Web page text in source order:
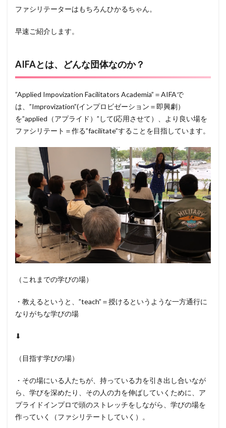
ファシリテーターはもちろんひかるちゃん。
早速ご紹介します。
AIFAとは、どんな団体なのか？
”Applied Impovization Facilitators Academia”＝AIFAで
は、”Improvization”(インプロビゼーション＝即興劇）
を”applied（アプライド）”して(応用させて）、より良い場を
ファシリテート＝作る”facilitate”することを目指しています。
（これまでの学びの場）
・教えるというと、”teach”＝授けるというような一方通行に
なりがちな学びの場
⬇︎
（目指す学びの場）
・その場にいる人たちが、持っている力を引き出し合いなが
ら、学びを深めたり、その人の力を伸ばしていくために、ア
プライドインプロで頭のストレッチをしながら、学びの場を
作っていく（ファシリテートしていく）。